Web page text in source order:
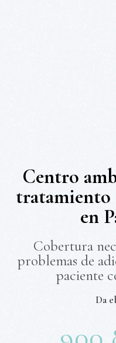
Centro
tratamiento
en
Cobertura
problemas de
paciente
Da